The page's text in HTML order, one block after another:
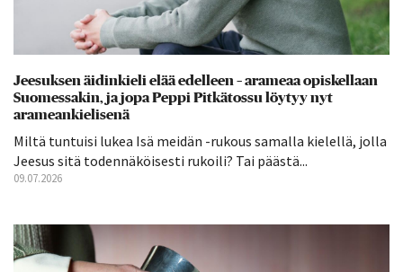
Jeesuksen äidinkieli elää edelleen – arameaa opiskellaan
Suomessakin, ja jopa Peppi Pitkätossu löytyy nyt
arameankielisenä
Miltä tuntuisi lukea Isä meidän -rukous samalla kielellä, jolla
Jeesus sitä todennäköisesti rukoili? Tai päästä...
09.07.2026